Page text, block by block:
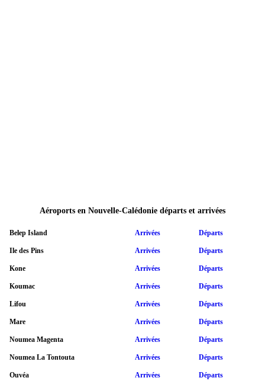
Aéroports en Nouvelle-Calédonie départs et arrivées
Belep Island Arrivées Départs
Ile des Pins Arrivées Départs
Kone Arrivées Départs
Koumac Arrivées Départs
Lifou Arrivées Départs
Mare Arrivées Départs
Noumea Magenta Arrivées Départs
Noumea La Tontouta Arrivées Départs
Ouvéa Arrivées Départs